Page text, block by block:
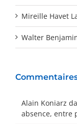
Mireille Havet
Walter
Alain Koniarz
absence, entre